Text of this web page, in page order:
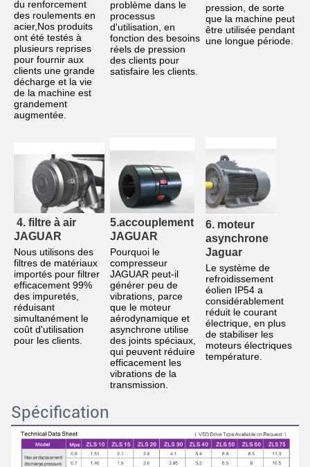
Laisser un message
Nous vous rappellerons bientôt!
du renforcement
des roulements en
acier,Nos produits
ont été testés à
plusieurs reprises
pour fournir aux
clients une grande
décharge et la vie
de la machine est
grandement
augmentée.
problème dans le
processus
d'utilisation, en
fonction des besoins
réels de pression
des clients pour
satisfaire les clients.
pression, de sorte
que la machine peut
être utilisée pendant
une longue période.
4. filtre à air
JAGUAR
Nous utilisons des
filtres de matériaux
importés pour filtrer
efficacement 99%
des impuretés,
réduisant
simultanément le
coût d'utilisation
pour les clients.
5.accouplement
JAGUAR
Pourquoi le
compresseur
JAGUAR peut-il
générer peu de
vibrations, parce
que le moteur
aérodynamique et
asynchrone utilise
des joints spéciaux,
qui peuvent réduire
efficacement les
vibrations de la
transmission.
6. moteur
asynchrone
Jaguar
Le système de
refroidissement
éolien IP54 a
considérablement
réduit le courant
électrique, en plus
de stabiliser les
moteurs électriques
température.
Spécification